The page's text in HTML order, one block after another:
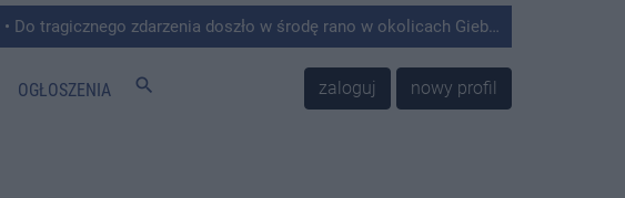
• Do tragicznego zdarzenia doszło w środę rano w okolicach Giebni koło Janikowa. Wówczas na słupie energetycznym odnaleziono ciało mężczyzny.
OGŁOSZENIA search zaloguj nowy profil